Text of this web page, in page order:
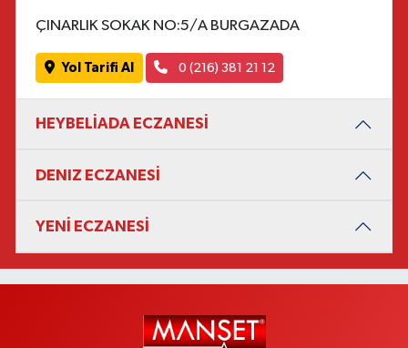
ÇINARLIK SOKAK NO:5/A BURGAZADA
Yol Tarifi Al 0 (216) 381 21 12
HEYBELİADA ECZANESİ
DENIZ ECZANESİ
YENİ ECZANESİ